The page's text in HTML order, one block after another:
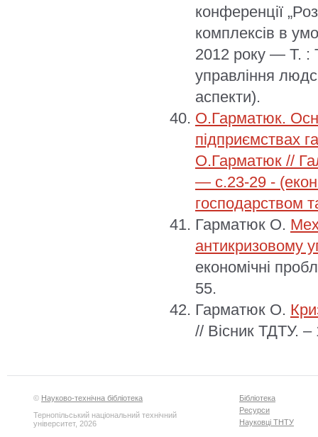
конференції
комплексів в
2012 року — Т. :
управління
аспекти).
О.Гарматюк.
підприємствах
О.Гарматюк //
— с.23-29 -
господарством
Гарматюк О.
антикризовому
економічні
55.
Гарматюк О.
// Вісник ТДТУ.
© Науково-технічна бібліотека
Тернопільський національний технічний
університет, 2026
Бібліотека
Ресурси
Науковці ТНТУ